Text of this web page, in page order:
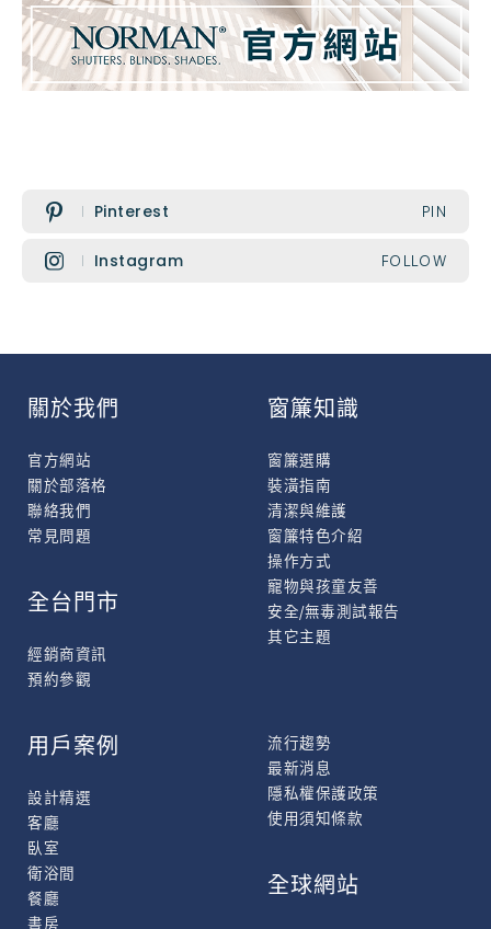
Pinterest PIN
Instagram FOLLOW
關於我們
官方網站
關於部落格
聯絡我們
常見問題
窗簾知識
窗簾選購
裝潢指南
清潔與維護
窗簾特色介紹
操作方式
寵物與孩童友善
安全/無毒測試報告
其它主題
全台門市
經銷商資訊
預約參觀
用戶案例
設計精選
客廳
臥室
衛浴間
餐廳
書房
流行趨勢
最新消息
隱私權保護政策
使用須知條款
全球網站